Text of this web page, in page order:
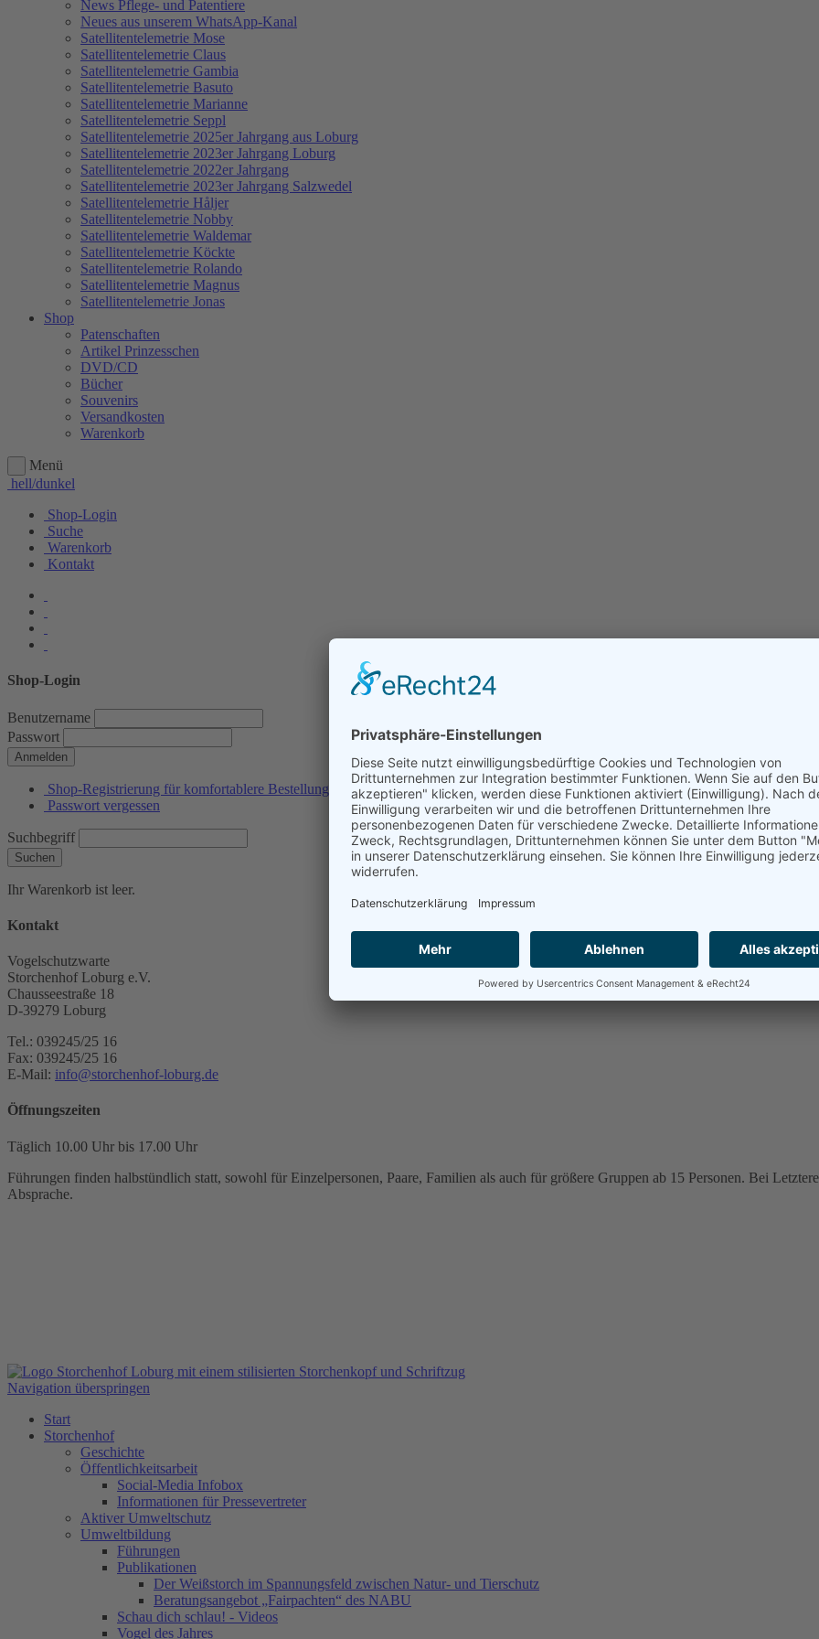
News Pflege- und Patentiere
Neues aus unserem WhatsApp-Kanal
Satellitentelemetrie Mose
Satellitentelemetrie Claus
Satellitentelemetrie Gambia
Satellitentelemetrie Basuto
Satellitentelemetrie Marianne
Satellitentelemetrie Seppl
Satellitentelemetrie 2025er Jahrgang aus Loburg
Satellitentelemetrie 2023er Jahrgang Loburg
Satellitentelemetrie 2022er Jahrgang
Satellitentelemetrie 2023er Jahrgang Salzwedel
Satellitentelemetrie Håljer
Satellitentelemetrie Nobby
Satellitentelemetrie Waldemar
Satellitentelemetrie Köckte
Satellitentelemetrie Rolando
Satellitentelemetrie Magnus
Satellitentelemetrie Jonas
Shop
Patenschaften
Artikel Prinzesschen
DVD/CD
Bücher
Souvenirs
Versandkosten
Warenkorb
Menü
hell/dunkel
Shop-Login
Suche
Warenkorb
Kontakt
Shop-Login
Benutzername
Passwort
Anmelden
Shop-Registrierung für komfortablere Bestellungen
Passwort vergessen
Suchbegriff
Suchen
Ihr Warenkorb ist leer.
Kontakt
Vogelschutzwarte
Storchenhof Loburg e.V.
Chausseestraße 18
D-39279 Loburg
Tel.: 039245/25 16
Fax: 039245/25 16
E-Mail: info@storchenhof-loburg.de
Öffnungszeiten
Täglich 10.00 Uhr bis 17.00 Uhr
Führungen finden halbstündlich statt, sowohl für Einzelpersonen, Paare, Familien als auch für größere Gruppen ab 15 Personen. Bei
Absprache.
Navigation überspringen
Start
Storchenhof
Geschichte
Öffentlichkeitsarbeit
Social-Media Infobox
Informationen für Pressevertreter
Aktiver Umweltschutz
Umweltbildung
Führungen
Publikationen
Der Weißstorch im Spannungsfeld zwischen Natur- und Tierschutz
Beratungsangebot „Fairpachten“ des NABU
Schau dich schlau! - Videos
Vogel des Jahres